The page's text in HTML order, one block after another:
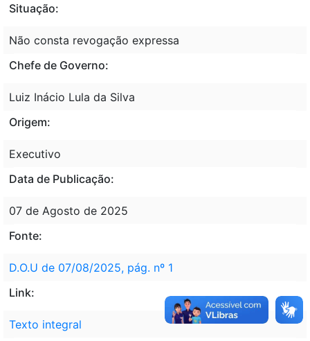
Situação:
Não consta revogação expressa
Chefe de Governo:
Luiz Inácio Lula da Silva
Origem:
Executivo
Data de Publicação:
07 de Agosto de 2025
Fonte:
D.O.U de 07/08/2025, pág. nº 1
Link:
Texto integral